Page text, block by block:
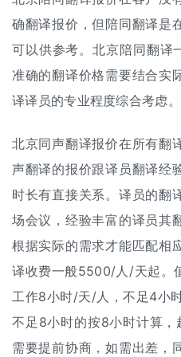
确翻译报价，但陪同翻译是
可以供参考。北京陪同翻译
准确的翻译价格需要结合实
译译员的专业程度综合考虑。
北京同声翻译报价在所有翻
声翻译的报价跟译员翻译经
时长有直接关系。译员的翻
场会议，经验丰富的译员其
根据实际的需求才能匹配相
译收费一般5500/人/天起。
工作8小时/天/人，不足4小
不足8小时的按8小时计算，
需要提前协商，如需出差，